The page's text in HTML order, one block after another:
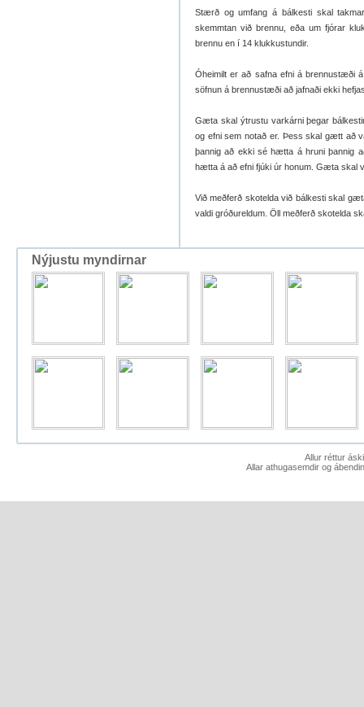
Stærð og umfang á bálkesti skal
skemmtan við brennu, eða um fjórar
brennu en í 14 klukkustundir.
Óheimilt er að safna efni á brennustæði
söfnun á brennustæði að jafnaði ekki
Gæta skal ýtrustu varkárni þegar
og efni sem notað er. Þess skal gætt að
þannig að ekki sé hætta á hruni þannig
hætta á að efni fjúki úr honum. Gæta skal
Við meðferð skotelda við bálkesti skal
valdi gróðureldum. Öll meðferð skotelda
Nýjustu myndirnar
Allur réttur
Allar athugasemdir og